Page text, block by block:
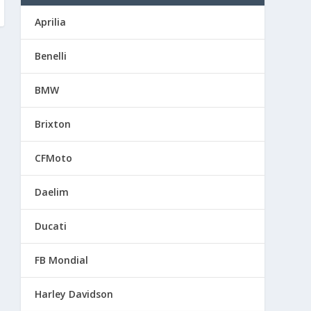
Aprilia
Benelli
BMW
Brixton
CFMoto
Daelim
Ducati
FB Mondial
Harley Davidson